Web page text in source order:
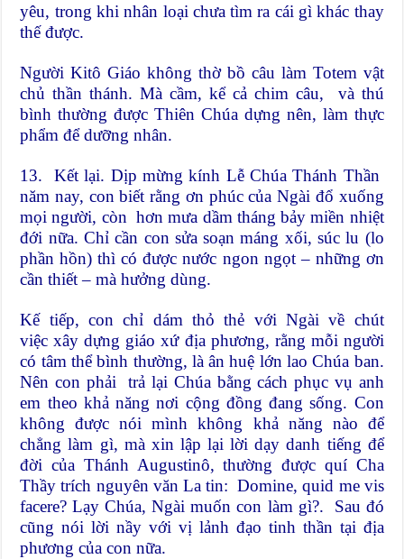
yêu, trong khi nhân loại chưa tìm ra cái gì khác thay
thế được.
Người Kitô Giáo không thờ bồ câu làm Totem vật
chủ thần thánh. Mà cầm, kể cả chim câu, và thú
bình thường được Thiên Chúa dựng nên, làm thực
phẩm để dưỡng nhân.
13. Kết lại. Dịp mừng kính Lễ Chúa Thánh Thần
năm nay, con biết rằng ơn phúc của Ngài đổ xuống
mọi người, còn hơn mưa dầm tháng bảy miền nhiệt
đới nữa. Chỉ cần con sửa soạn máng xối, súc lu (lo
phần hồn) thì có được nước ngon ngọt – những ơn
cần thiết – mà hưởng dùng.
Kế tiếp, con chỉ dám thỏ thẻ với Ngài về chút
việc xây dựng giáo xứ địa phương, rằng mỗi người
có tâm thể bình thường, là ân huệ lớn lao Chúa ban.
Nên con phải trả lại Chúa bằng cách phục vụ anh
em theo khả năng nơi cộng đồng đang sống. Con
không được nói mình không khả năng nào để
chẳng làm gì, mà xin lập lại lời dạy danh tiếng để
đời của Thánh Augustinô, thường được quí Cha
Thầy trích nguyên văn La tin: Domine,quid me vis
facere? Lạy Chúa, Ngài muốn con làm gì?. Sau đó
cũng nói lời nầy với vị lảnh đạo tinh thần tại địa
phương của con nữa.